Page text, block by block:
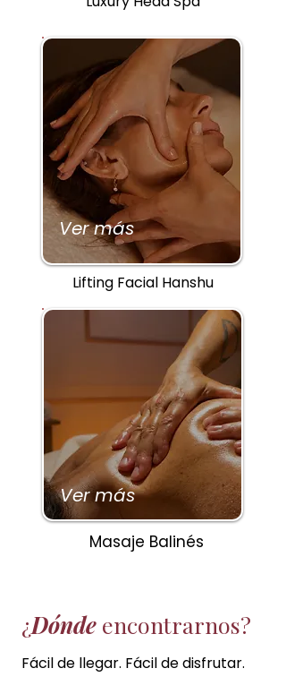
Ver más
Lifting Facial Hanshu
Ver más
Masaje Balinés
¿Dónde encontrarnos?
Fácil de llegar. Fácil de disfrutar.